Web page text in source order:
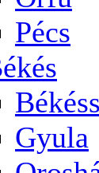
Pécs
Gyula